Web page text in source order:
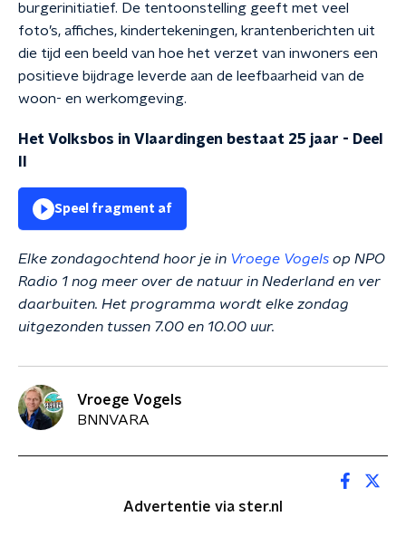
burgerinitiatief. De tentoonstelling geeft met veel
foto’s, affiches, kindertekeningen, krantenberichten uit
die tijd een beeld van hoe het verzet van inwoners een
positieve bijdrage leverde aan de leefbaarheid van de
woon- en werkomgeving.
Het Volksbos in Vlaardingen bestaat 25 jaar - Deel
Speel fragment af
Elke zondagochtend hoor je in Vroege Vogels op NPO
Radio 1 nog meer over de natuur in Nederland en ver
daarbuiten. Het programma wordt elke zondag
uitgezonden tussen 7.00 en 10.00 uur.
Vroege Vogels
BNNVARA
Advertentie via ster.nl